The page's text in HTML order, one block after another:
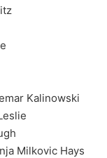
Kalinowski
Milkovic Hays